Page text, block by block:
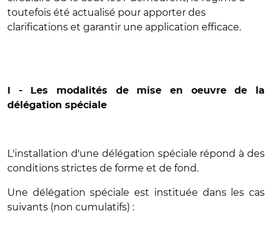
toutefois été actualisé pour apporter des
clarifications et garantir une application efficace.
I - Les modalités de mise en oeuvre de la
délégation spéciale
L'installation d'une délégation spéciale répond à des
conditions strictes de forme et de fond.
Une délégation spéciale est instituée dans les cas
suivants (non cumulatifs) :